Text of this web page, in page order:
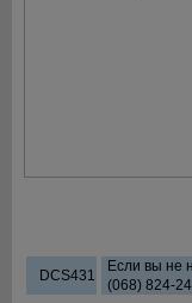
DCS431
Если вы не
(068) 824-